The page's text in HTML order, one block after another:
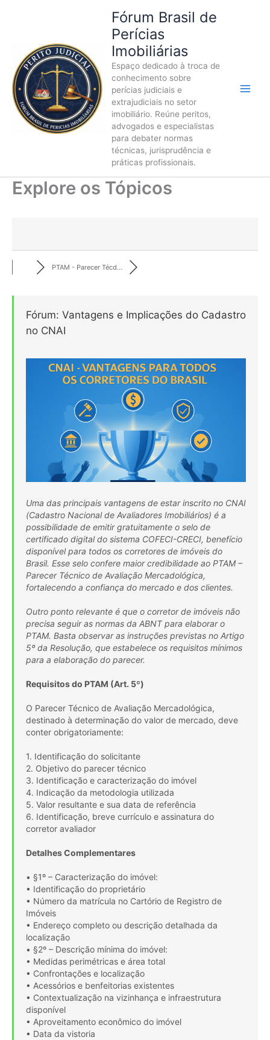
conteúdo
Fórum Brasil de
Perícias
Imobiliárias
Espaço dedicado à troca de
conhecimento sobre
perícias judiciais e
extrajudiciais no setor
imobiliário. Reúne peritos,
advogados e especialistas
para debater normas
técnicas, jurisprudência e
práticas profissionais.
Explore os Tópicos
PTAM - Parecer Técd...
Fórum: Vantagens e Implicações do Cadastro
no CNAI
Uma das principais vantagens de estar inscrito no CNAI
(Cadastro Nacional de Avaliadores Imobiliários) é a
possibilidade de emitir gratuitamente o selo de
certificado digital do sistema COFECI-CRECI, benefício
disponível para todos os corretores de imóveis do
Brasil. Esse selo confere maior credibilidade ao PTAM –
Parecer Técnico de Avaliação Mercadológica,
fortalecendo a confiança do mercado e dos clientes.
Outro ponto relevante é que o corretor de imóveis não
precisa seguir as normas da ABNT para elaborar o
PTAM. Basta observar as instruções previstas no Artigo
5º da Resolução, que estabelece os requisitos mínimos
para a elaboração do parecer.
Requisitos do PTAM (Art. 5º)
O Parecer Técnico de Avaliação Mercadológica,
destinado à determinação do valor de mercado, deve
conter obrigatoriamente:
1. Identificação do solicitante
2. Objetivo do parecer técnico
3. Identificação e caracterização do imóvel
4. Indicação da metodologia utilizada
5. Valor resultante e sua data de referência
6. Identificação, breve currículo e assinatura do
corretor avaliador
Detalhes Complementares
• §1º – Caracterização do imóvel:
• Identificação do proprietário
• Número da matrícula no Cartório de Registro de
Imóveis
• Endereço completo ou descrição detalhada da
localização
• §2º – Descrição mínima do imóvel:
• Medidas perimétricas e área total
• Confrontações e localização
• Acessórios e benfeitorias existentes
• Contextualização na vizinhança e infraestrutura
disponível
• Aproveitamento econômico do imóvel
• Data da vistoria